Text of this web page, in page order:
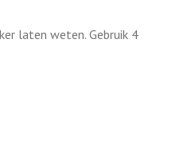
laten weten. Gebruik 4